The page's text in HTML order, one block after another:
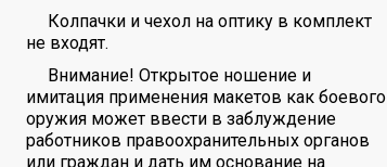
Колпачки и чехол на оптику в комплект
не входят.
Внимание! Открытое ношение и
имитация применения макетов как боевого
оружия может ввести в заблуждение
работников правоохранительных органов
или граждан и дать им основание на